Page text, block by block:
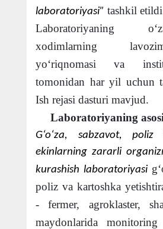
laboratoriyasi” tashkil
Laboratoriyaning
xodimlarning
yo‘riqnomasi va
tomonidan har yil uchun
Ish rejasi dasturi mavjud.
Laboratoriyaning
G‘o‘za, sabzavot,
ekinlarning zararli
kurashish laboratoriyasi
poliz va kartoshka
- fermer, agroklaster,
maydonlarida